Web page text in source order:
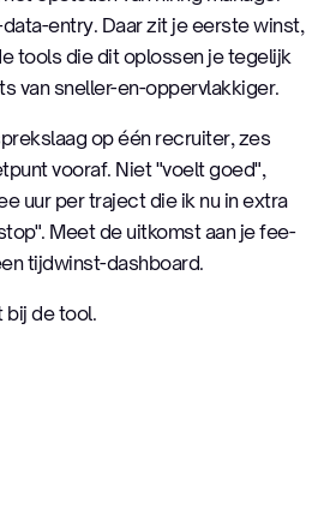
entry. Daar zit je eerste winst,
tools die dit oplossen je tegelijk
van sneller-en-oppervlakkiger.
op één recruiter, zes
vooraf. Niet "voelt goed",
uur per traject die ik nu in extra
Meet de uitkomst aan je fee-
tijdwinst-dashboard.
bij de tool.